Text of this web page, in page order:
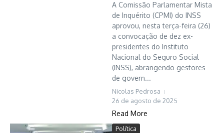
A Comissão Parlamentar Mista
de Inquérito (CPMI) do INSS
aprovou, nesta terça-feira (26)
a convocação de dez ex-
presidentes do Instituto
Nacional do Seguro Social
(INSS), abrangendo gestores
de govern...
Nicolas Pedrosa
26 de agosto de 2025
Read More
Política